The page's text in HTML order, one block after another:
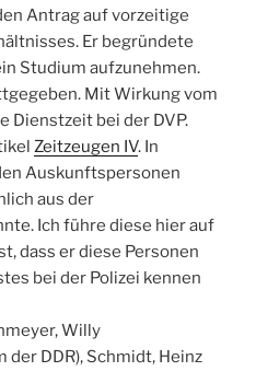
Antrag auf vorzeitige
Er begründete
Studium aufzunehmen.
Mit Wirkung vom
Dienstzeit bei der DVP.
Zeitzeugen IV. In
Auskunftspersonen
aus der
Ich führe diese hier auf
dass er diese Personen
bei der Polizei kennen
Willy
DDR), Schmidt, Heinz